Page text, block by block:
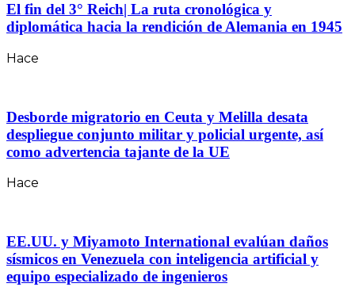
El fin del 3° Reich| La ruta cronológica y
diplomática hacia la rendición de Alemania en 1945
Hace
Desborde migratorio en Ceuta y Melilla desata
despliegue conjunto militar y policial urgente, así
como advertencia tajante de la UE
Hace
EE.UU. y Miyamoto International evalúan daños
sísmicos en Venezuela con inteligencia artificial y
equipo especializado de ingenieros